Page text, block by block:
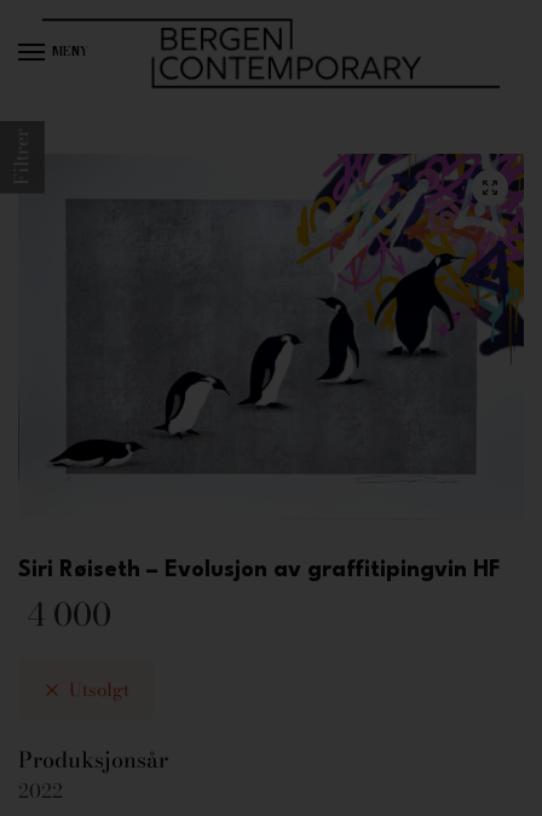
MENY
Siri Røiseth – Evolusjon av graffitipingvin HF
4 000
Utsolgt
Produksjonsår
2022
Filtrer